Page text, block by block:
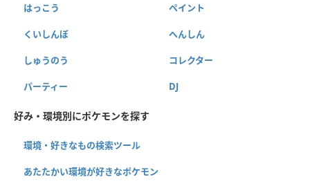
はっこう ペイント
くいしんぼ へんしん
しゅうのう コレクター
パーティー DJ
好み・環境別にポケモンを探す
環境・好きなもの検索ツール
あたたかい環境が好きなポケモン